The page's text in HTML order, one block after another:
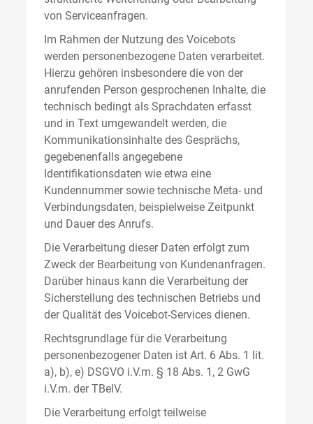
von Serviceanfragen.
Im Rahmen der Nutzung des Voicebots
werden personenbezogene Daten verarbeitet.
Hierzu gehören insbesondere die von der
anrufenden Person gesprochenen Inhalte, die
technisch bedingt als Sprachdaten erfasst
und in Text umgewandelt werden, die
Kommunikationsinhalte des Gesprächs,
gegebenenfalls angegebene
Identifikationsdaten wie etwa eine
Kundennummer sowie technische Meta- und
Verbindungsdaten, beispielweise Zeitpunkt
und Dauer des Anrufs.
Die Verarbeitung dieser Daten erfolgt zum
Zweck der Bearbeitung von Kundenanfragen.
Darüber hinaus kann die Verarbeitung der
Sicherstellung des technischen Betriebs und
der Qualität des Voicebot-Services dienen.
Rechtsgrundlage für die Verarbeitung
personenbezogener Daten ist Art. 6 Abs. 1 lit.
a), b), e) DSGVO i.V.m. § 18 Abs. 1, 2 GwG
i.V.m. der TBelV.
Die Verarbeitung erfolgt teilweise